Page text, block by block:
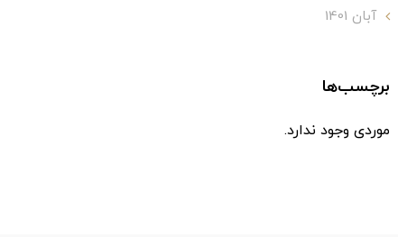
آبان 1401
برچسب‌ها
موردی وجود ندارد.